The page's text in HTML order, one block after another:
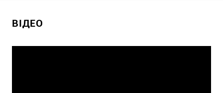
ВІДЕО